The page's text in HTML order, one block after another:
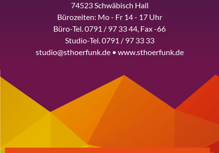
74523 Schwäbisch Hall
Bürozeiten: Mo - Fr 14 - 17 Uhr
Büro-Tel. 0791 / 97 33 44, Fax -66
Studio-Tel. 0791 / 97 33 33
studio@sthoerfunk.de • www.sthoerfunk.de